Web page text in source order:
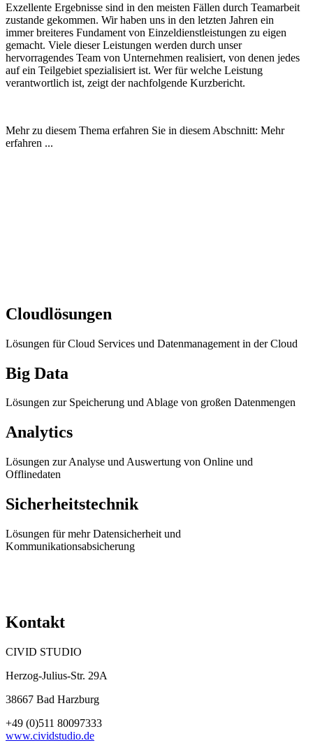
Exzellente Ergebnisse sind in den meisten Fällen durch Teamarbeit
zustande gekommen. Wir haben uns in den letzten Jahren ein
immer breiteres Fundament von Einzeldienstleistungen zu eigen
gemacht. Viele dieser Leistungen werden durch unser
hervorragendes Team von Unternehmen realisiert, von denen jedes
auf ein Teilgebiet spezialisiert ist. Wer für welche Leistung
verantwortlich ist, zeigt der nachfolgende Kurzbericht.
Mehr zu diesem Thema erfahren Sie in diesem Abschnitt: Mehr
erfahren ...
Cloudlösungen
Lösungen für Cloud Services und Datenmanagement in der Cloud
Big Data
Lösungen zur Speicherung und Ablage von großen Datenmengen
Analytics
Lösungen zur Analyse und Auswertung von Online und
Offlinedaten
Sicherheitstechnik
Lösungen für mehr Datensicherheit und
Kommunikationsabsicherung
Kontakt
CIVID STUDIO
Herzog-Julius-Str. 29A
38667 Bad Harzburg
+49 (0)511 80097333
www.cividstudio.de